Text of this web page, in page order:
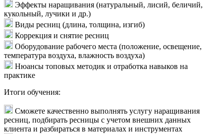
Эффекты наращивания (натуральный, лисий, беличий,
кукольный, лучики и др.)
Виды ресниц (длина, толщина, изгиб)
Коррекция и снятие ресниц
Оборудование рабочего места (положение, освещение,
температура воздуха, влажность воздуха)
Нюансы топовых методик и отработка навыков на
практике
Итоги обучения:
Сможете качественно выполнять услугу наращивания
ресниц, подбирать ресницы с учетом внешних данных
клиента и разбираться в материалах и инструментах